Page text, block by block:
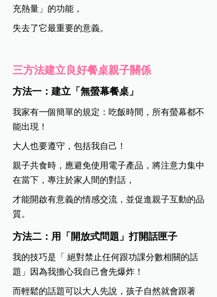
充熱量」的功能，
失去了它最重要的意義。
三方法建立良好餐桌親子關係
方法一：建立「無螢幕餐桌」
我家有一個簡單的規定：吃飯時間，所有螢幕都不
能出現！
大人也要遵守，包括我自己！
親子共食時，應避免使用電子產品，將注意力集中
在當下，專注於家人間的對話，
才能開啟有意義的情感交流，並促進親子互動的品
質。
方法二：用「開放式問題」打開話匣子
我的技巧是「 絕對禁止任何跟功課分數相關的話
題」因為我擔心我自己會先爆炸！
而輕鬆的話題可以大人先說，孩子自然就會跟著